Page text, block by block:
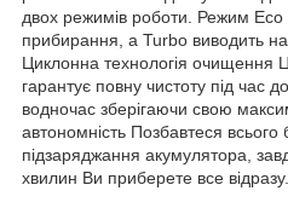
двох режимів роботи. Режим
прибирання, а Turbo виводить
Циклонна технологія очищення
гарантує повну чистоту під час
водночас зберігаючи свою
автономність Позбавтеся
підзаряджання акумулятора,
хвилин Ви приберете все відразу.